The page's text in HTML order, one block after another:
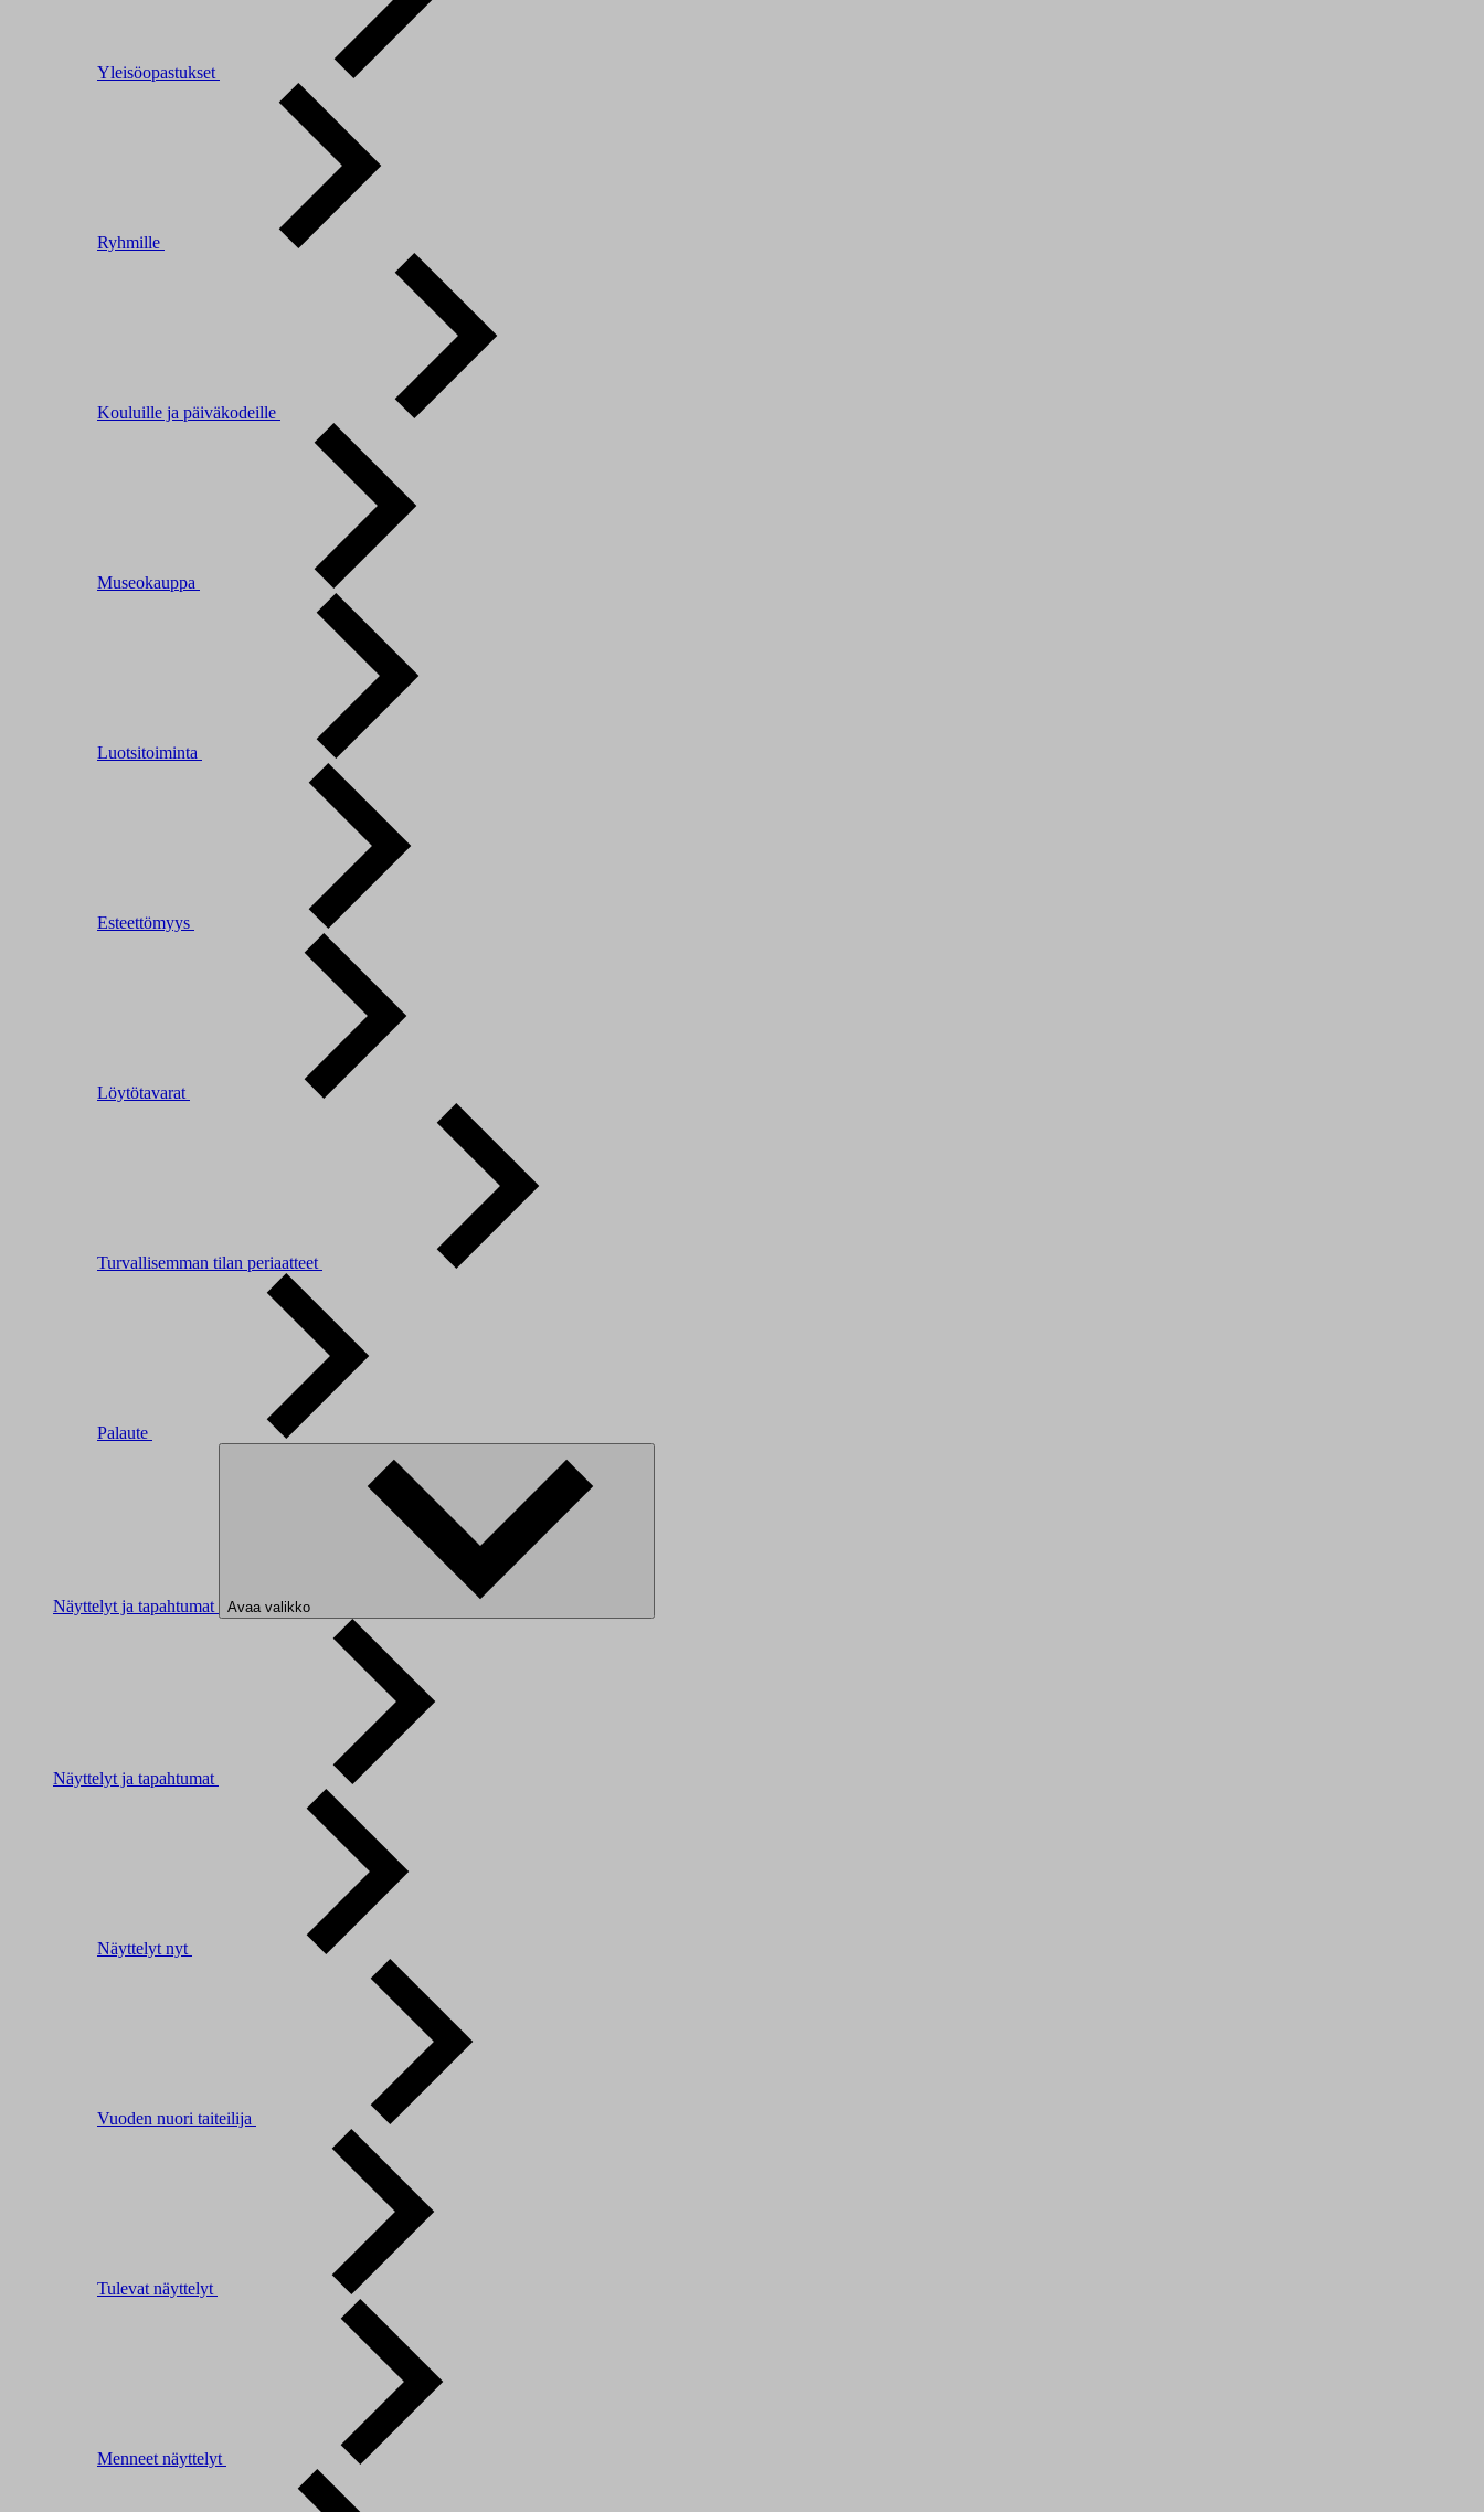
Yleisöopastukset
Ryhmille
Kouluille ja päiväkodeille
Museokauppa
Luotsitoiminta
Esteettömyys
Löytötavarat
Turvallisemman tilan periaatteet
Palaute
Näyttelyt ja tapahtumat Avaa valikko
Näyttelyt ja tapahtumat
Näyttelyt nyt
Vuoden nuori taiteilija
Tulevat näyttelyt
Menneet näyttelyt